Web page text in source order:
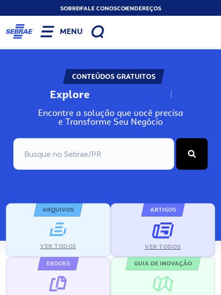
SOBREFALE CONOSCOENDEREÇOS
MENU
CONTEÚDOS GRATUITOS
Explore N
Encontre a solução que você precisa
e Transforme Seu Negócio
ARQUIVOS
VER TODOS
ARTIGOS
VER TODOS
EBOOKS GUIA DE INOVAÇÃO